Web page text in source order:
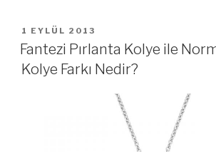
YAYIM
TARIHI
1 EYLÜL 2013
Fantezi Pırlanta Kolye ile
Kolye Farkı Nedir?